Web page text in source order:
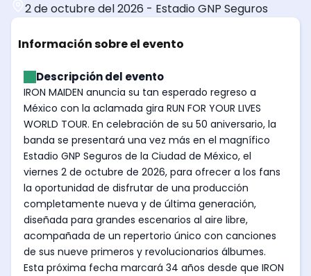
2 de octubre del 2026 - Estadio GNP Seguros
Información sobre el evento
Descripción del evento
IRON MAIDEN anuncia su tan esperado regreso a
México con la aclamada gira RUN FOR YOUR LIVES
WORLD TOUR. En celebración de su 50 aniversario, la
banda se presentará una vez más en el magnífico
Estadio GNP Seguros de la Ciudad de México, el
viernes 2 de octubre de 2026, para ofrecer a los fans
la oportunidad de disfrutar de una producción
completamente nueva y de última generación,
diseñada para grandes escenarios al aire libre,
acompañada de un repertorio único con canciones
de sus nueve primeros y revolucionarios álbumes.
Esta próxima fecha marcará 34 años desde que IRON